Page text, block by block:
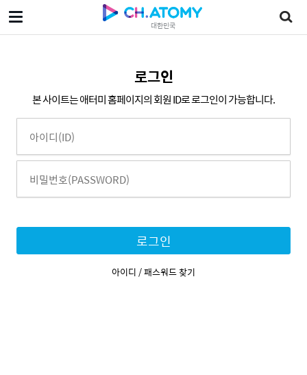
대한민국
로그인
본 사이트는 애터미 홈페이지의 회원 ID로 로그인이 가능합니다.
로그인
아이디 / 패스워드 찾기